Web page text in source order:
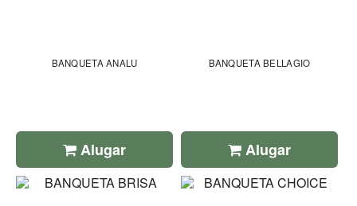
BANQUETA ANALU
Alugar
BANQUETA BELLAGIO
Alugar